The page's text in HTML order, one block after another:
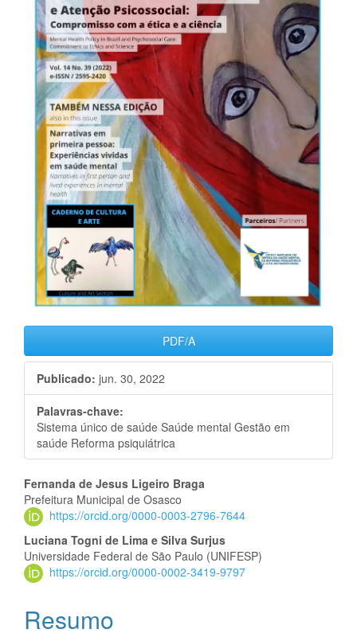
PDF/A
Publicado: jun. 30, 2022
Palavras-chave:
Sistema único de saúde Saúde mental Gestão em
saúde Reforma psiquiátrica
Conteúdo
do
artigo
principal
Fernanda de Jesus Ligeiro Braga
Prefeitura Municipal de Osasco
https://orcid.org/0000-0003-2796-7644
Luciana Togni de Lima e Silva Surjus
Universidade Federal de São Paulo (UNIFESP)
https://orcid.org/0000-0002-3419-9797
Resumo